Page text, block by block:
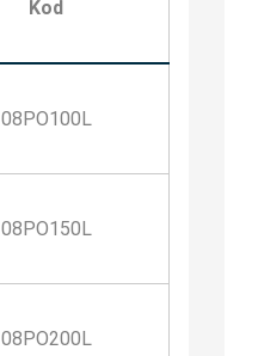
Kod
08PO100L
08PO150L
08PO200L